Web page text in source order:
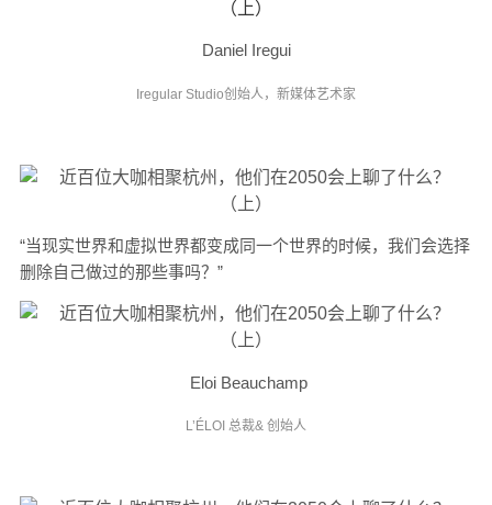
Daniel Iregui
Iregular Studio创始人，新媒体艺术家
“当现实世界和虚拟世界都变成同一个世界的时候，我们会选择
删除自己做过的那些事吗？”
Eloi Beauchamp
L’ÉLOI 总裁& 创始人